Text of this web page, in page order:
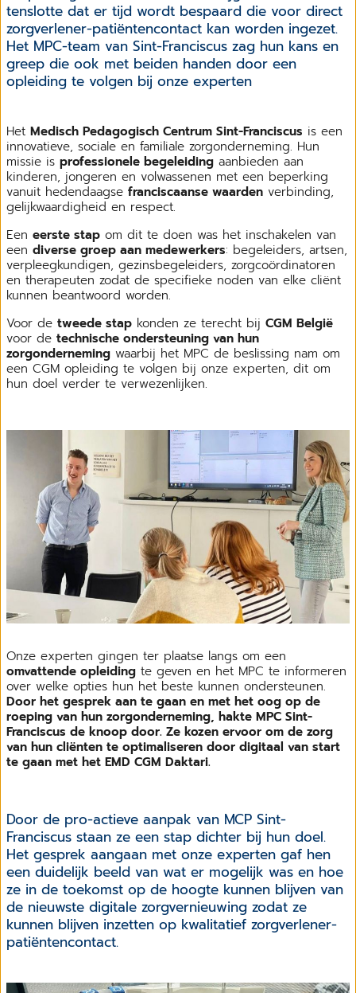
tenslotte dat er tijd wordt bespaard die voor direct
zorgverlener-patiëntencontact kan worden ingezet.
Het MPC-team van Sint-Franciscus zag hun kans en
greep die ook met beiden handen door een
opleiding te volgen bij onze experten
Het Medisch Pedagogisch Centrum Sint-Franciscus is een
innovatieve, sociale en familiale zorgonderneming. Hun
missie is professionele begeleiding aanbieden aan
kinderen, jongeren en volwassenen met een beperking
vanuit hedendaagse franciscaanse waarden verbinding,
gelijkwaardigheid en respect.
Een eerste stap om dit te doen was het inschakelen van
een diverse groep aan medewerkers: begeleiders, artsen,
verpleegkundigen, gezinsbegeleiders, zorgcoördinatoren
en therapeuten zodat de specifieke noden van elke cliënt
kunnen beantwoord worden.
Voor de tweede stap konden ze terecht bij CGM België
voor de technische ondersteuning van hun
zorgonderneming waarbij het MPC de beslissing nam om
een CGM opleiding te volgen bij onze experten, dit om
hun doel verder te verwezenlijken.
Onze experten gingen ter plaatse langs om een
omvattende opleiding te geven en het MPC te informeren
over welke opties hun het beste kunnen ondersteunen.
Door het gesprek aan te gaan en met het oog op de
roeping van hun zorgonderneming, hakte MPC Sint-
Franciscus de knoop door. Ze kozen ervoor om de zorg
van hun cliënten te optimaliseren door digitaal van start
te gaan met het EMD CGM Daktari.
Door de pro-actieve aanpak van MCP Sint-
Franciscus staan ze een stap dichter bij hun doel.
Het gesprek aangaan met onze experten gaf hen
een duidelijk beeld van wat er mogelijk was en hoe
ze in de toekomst op de hoogte kunnen blijven van
de nieuwste digitale zorgvernieuwing zodat ze
kunnen blijven inzetten op kwalitatief zorgverlener-
patiëntencontact.